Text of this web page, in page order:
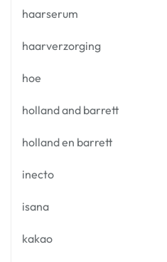
haarserum
haarverzorging
hoe
holland and barrett
holland en barrett
inecto
isana
kakao